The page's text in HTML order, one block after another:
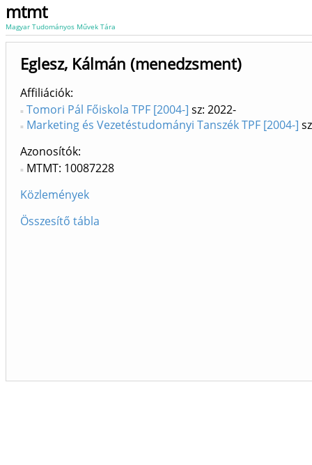
mtmt
Magyar Tudományos Művek Tára
Eglesz, Kálmán (menedzsment)
Affiliációk
Tomori Pál Főiskola TPF [2004-] sz: 2022-
Marketing és Vezetéstudományi Tanszék TPF [2004-]
Azonosítók
MTMT: 10087228
Közlemények
Összesítő tábla